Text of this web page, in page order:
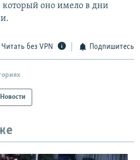
оно имело в дни
Читать без VPN Подпишитесь
Новости